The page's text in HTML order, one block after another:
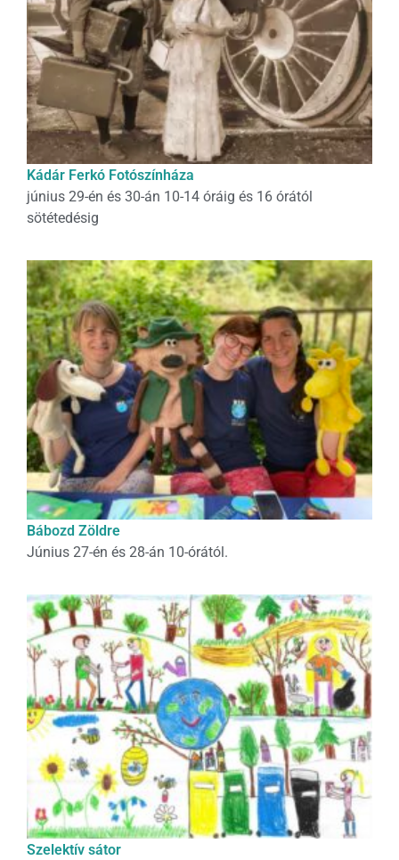
Kádár Ferkó Fotószínháza
június 29-én és 30-án 10-14 óráig és 16 órától
sötétedésig
Bábozd Zöldre
Június 27-én és 28-án 10-órától.
Szelektív sátor